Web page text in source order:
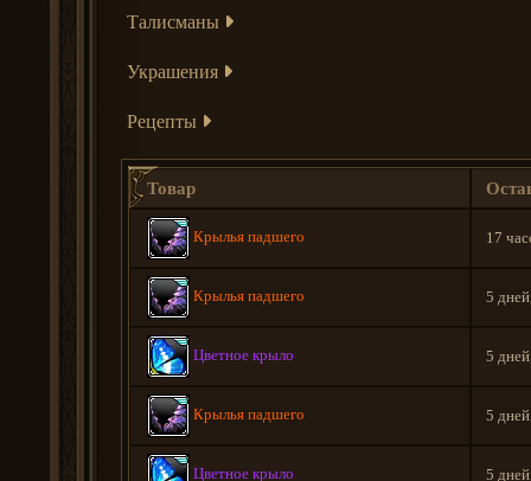
Талисманы
Украшения
Рецепты
Товар
Крылья падшего 17
Крылья падшего 5
Цветное крыло 5
Крылья падшего 5
Цветное крыло 5